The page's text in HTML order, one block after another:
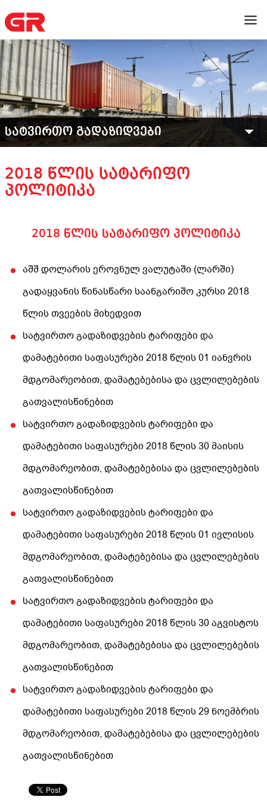
ᲡᲐᲢᲕᲘᲠᲗᲝ ᲒᲐᲓᲐᲖᲘᲓᲕᲔᲑᲘ
2018 ᲬᲚᲘᲡ ᲡᲐᲢᲐᲠᲘᲤᲝ
ᲞᲝᲚᲘᲢᲘᲙᲐ
2018 წლის სატარიფო პოლიტიკა
აშშ დოლარის ეროვნულ ვალუტაში (ლარში)
გადაყვანის წინასწარი საანგარიშო კურსი 2018
წლის თვეების მიხედვით
სატვირთო გადაზიდვების ტარიფები და
დამატებითი საფასურები 2018 წლის 01 იანვრის
მდგომარეობით, დამატებებისა და ცვლილებების
გათვალისწინებით
სატვირთო გადაზიდვების ტარიფები და
დამატებითი საფასურები 2018 წლის 30 მაისის
მდგომარეობით, დამატებებისა და ცვლილებების
გათვალისწინებით
სატვირთო გადაზიდვების ტარიფები და
დამატებითი საფასურები 2018 წლის 01 ივლისის
მდგომარეობით, დამატებებისა და ცვლილებების
გათვალისწინებით
სატვირთო გადაზიდვების ტარიფები და
დამატებითი საფასურები 2018 წლის 30 აგვისტოს
მდგომარეობით, დამატებებისა და ცვლილებების
გათვალისწინებით
სატვირთო გადაზიდვების ტარიფები და
დამატებითი საფასურები 2018 წლის 29 ნოემბრის
მდგომარეობით, დამატებებისა და ცვლილებების
გათვალისწინებით